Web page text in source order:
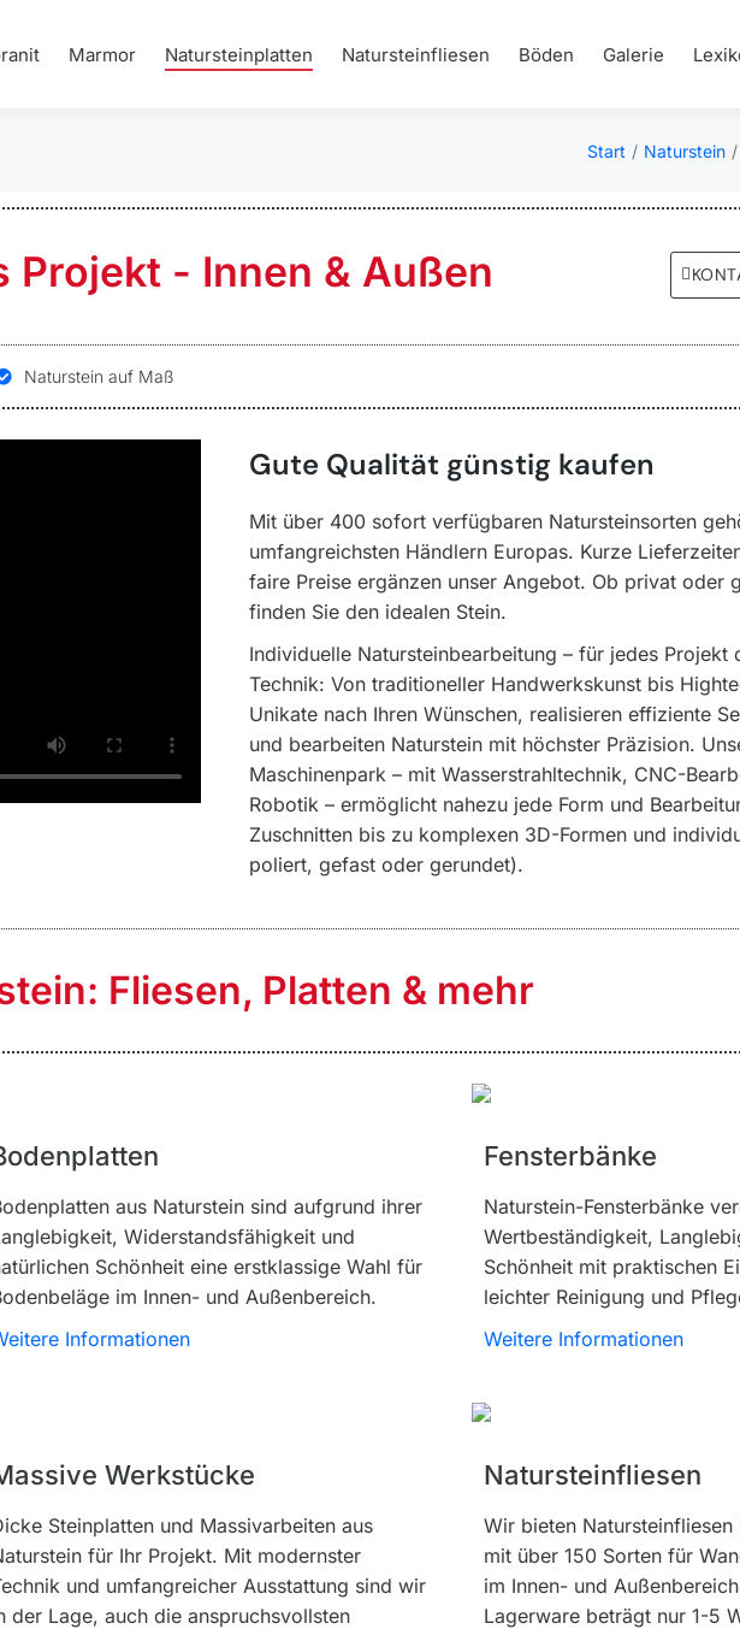
Marmor Natursteinplatten Natursteinfliesen Böden Galerie
Sie befinden
Start Naturstein
- Innen & Außen
Naturstein auf Maß
Gute Qualität günstig kaufen
Mit über 400 sofort verfügbaren Natursteinsorten
umfangreichsten Händlern Europas. Kurze
faire Preise ergänzen unser Angebot. Ob privat oder
finden Sie den idealen Stein.
Individuelle Natursteinbearbeitung – für jedes Projekt
Technik: Von traditioneller Handwerkskunst bis
Unikate nach Ihren Wünschen, realisieren effiziente
und bearbeiten Naturstein mit höchster Präzision.
Maschinenpark – mit Wasserstrahltechnik, CNC-
Robotik – ermöglicht nahezu jede Form und
Zuschnitten bis zu komplexen 3D-Formen und
poliert, gefast oder gerundet).
Fliesen, Platten & mehr
aus Naturstein sind aufgrund ihrer
Widerstandsfähigkeit und
Schönheit eine erstklassige Wahl für
im Innen- und Außenbereich.
Informationen
Fensterbänke
Naturstein-Fensterbänke
Wertbeständigkeit,
Schönheit mit praktischen
leichter Reinigung und
Weitere Informationen
Werkstücke
Steinplatten und Massivarbeiten aus
für Ihr Projekt. Mit modernster
und umfangreicher Ausstattung sind wir
der Lage, auch die anspruchsvollsten
Natursteinfliesen
Wir bieten
mit über 150 Sorten für
im Innen- und
Lagerware beträgt nur 1-5